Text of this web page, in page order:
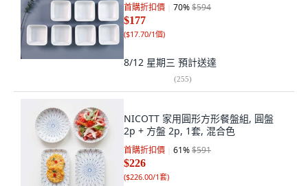
首購折扣價 70%$594
$177
($17.70/1個)
8/12 星期三 預計送達
(255)
NICOTT 家用圓形方形餐盤組, 圓盤
2p + 方盤 2p, 1套, 混合色
首購折扣價 61%$591
$226
($226.00/1套)